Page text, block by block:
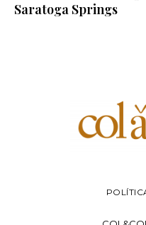
Saratoga Springs